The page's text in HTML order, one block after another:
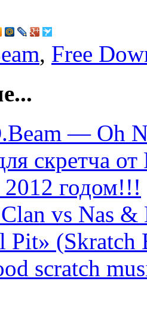
, Free
— Oh
скретча от
годом!!!
vs Nas
Pit» (Skratch
scratch